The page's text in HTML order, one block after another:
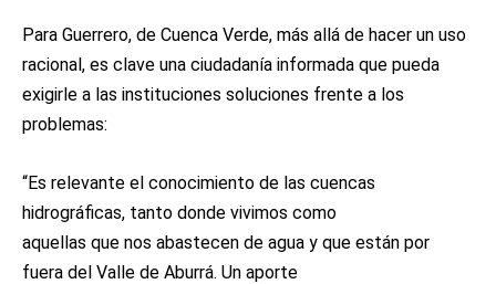
Para Guerrero, de Cuenca Verde, más allá de hacer un uso
racional, es clave una ciudadanía informada que pueda
exigirle a las instituciones soluciones frente a los
problemas:
“Es relevante el conocimiento de las cuencas
hidrográficas, tanto donde vivimos como
aquellas que nos abastecen de agua y que están por
fuera del Valle de Aburrá. Un aporte